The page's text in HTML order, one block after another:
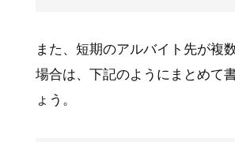
また、短期のアルバイト先が複
場合は、下記のようにまとめて
ょう。